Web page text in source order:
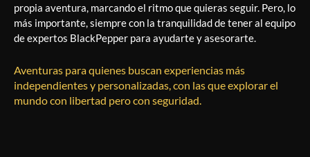
propia aventura, marcando el ritmo que quieras seguir. Pero, lo
más importante, siempre con la tranquilidad de tener al equipo
de expertos BlackPepper para ayudarte y asesorarte.
Aventuras para quienes buscan experiencias más
independientes y personalizadas, con las que explorar el
mundo con libertad pero con seguridad.